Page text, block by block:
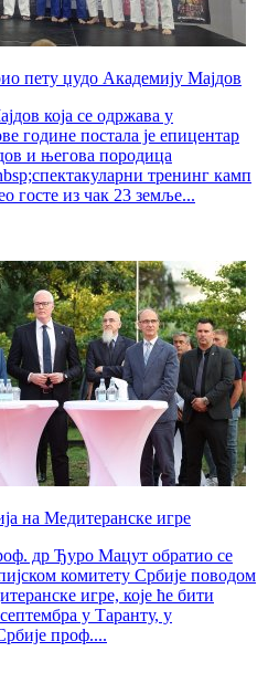
пету џудо Академију Мајдов
која се одржава у
године постала је епицентар
и његова породица
тренинг камп
госте из чак 23 земље...
на Медитеранске игре
др Ђуро Мацут обратио се
комитету Србије поводом
игре, које ће бити
у Таранту, у
проф....